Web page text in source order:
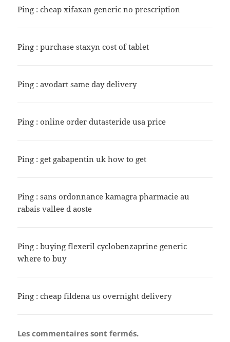
Ping :cheap xifaxan generic no prescription
Ping :purchase staxyn cost of tablet
Ping :avodart same day delivery
Ping :online order dutasteride usa price
Ping : get gabapentin uk how to get
Ping :sans ordonnance kamagra pharmacie au
rabais vallee d aoste
Ping :buying flexeril cyclobenzaprine generic
where to buy
Ping :cheap fildena us overnight delivery
Les commentaires sont fermés.